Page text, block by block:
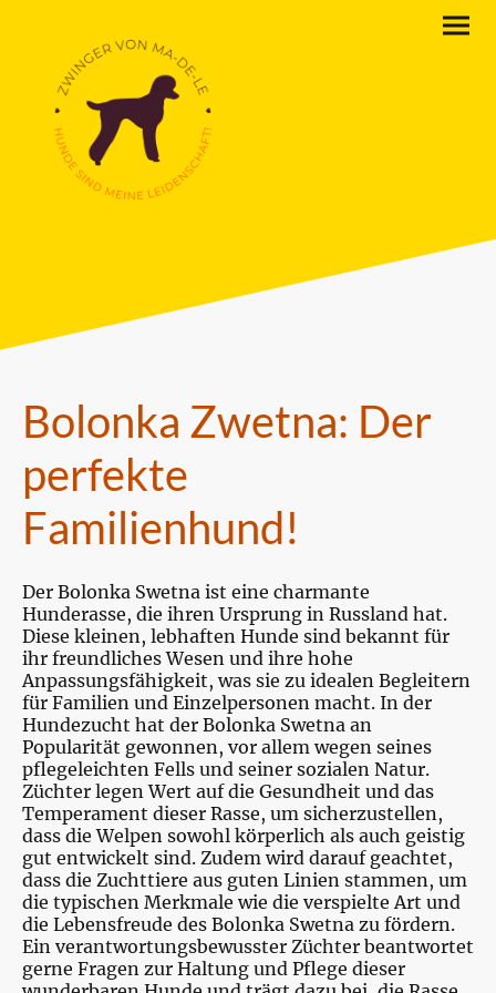
Bolonka Zwetna: Der
perfekte
Familienhund!
Der Bolonka Swetna ist eine charmante
Hunderasse, die ihren Ursprung in Russland hat.
Diese kleinen, lebhaften Hunde sind bekannt für
ihr freundliches Wesen und ihre hohe
Anpassungsfähigkeit, was sie zu idealen Begleitern
für Familien und Einzelpersonen macht. In der
Hundezucht hat der Bolonka Swetna an
Popularität gewonnen, vor allem wegen seines
pflegeleichten Fells und seiner sozialen Natur.
Züchter legen Wert auf die Gesundheit und das
Temperament dieser Rasse, um sicherzustellen,
dass die Welpen sowohl körperlich als auch geistig
gut entwickelt sind. Zudem wird darauf geachtet,
dass die Zuchttiere aus guten Linien stammen, um
die typischen Merkmale wie die verspielte Art und
die Lebensfreude des Bolonka Swetna zu fördern.
Ein verantwortungsbewusster Züchter beantwortet
gerne Fragen zur Haltung und Pflege dieser